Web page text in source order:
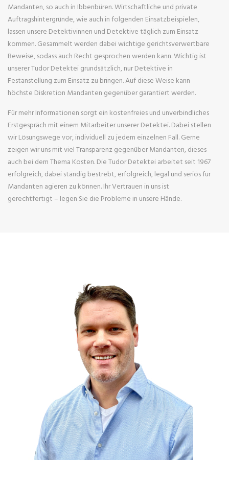
Mandanten, so auch in Ibbenbüren. Wirtschaftliche und private
Auftragshintergründe, wie auch in folgenden Einsatzbeispielen,
lassen unsere Detektivinnen und Detektive täglich zum Einsatz
kommen. Gesammelt werden dabei wichtige gerichtsverwertbare
Beweise, sodass auch Recht gesprochen werden kann. Wichtig ist
unserer Tudor Detektei grundsätzlich, nur Detektive in
Festanstellung zum Einsatz zu bringen. Auf diese Weise kann
höchste Diskretion Mandanten gegenüber garantiert werden.
Für mehr Informationen sorgt ein kostenfreies und unverbindliches
Erstgespräch mit einem Mitarbeiter unserer Detektei. Dabei stellen
wir Lösungswege vor, individuell zu jedem einzelnen Fall. Gerne
zeigen wir uns mit viel Transparenz gegenüber Mandanten, dieses
auch bei dem Thema Kosten. Die Tudor Detektei arbeitet seit 1967
erfolgreich, dabei ständig bestrebt, erfolgreich, legal und seriös für
Mandanten agieren zu können. Ihr Vertrauen in uns ist
gerechtfertigt – legen Sie die Probleme in unsere Hände.